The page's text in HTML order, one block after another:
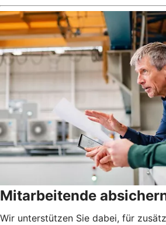
Mitarbeitende
Wir unterstützen Sie dabei, für